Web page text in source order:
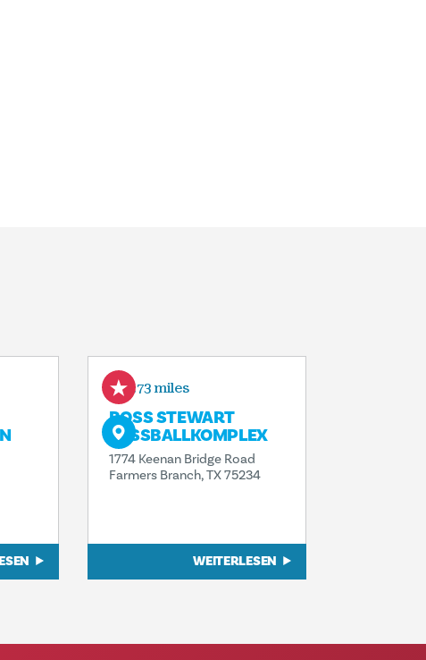
2.73 miles
ROSS STEWART
FUSSBALLKOMPLEX
1774 Keenan Bridge Road
Farmers Branch, TX 75234
WEITERLESEN